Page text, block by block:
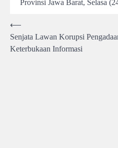
Provinsi Jawa Barat, Selasa
Post
navigation
⟵
Senjata Lawan Korupsi
Keterbukaan Informasi